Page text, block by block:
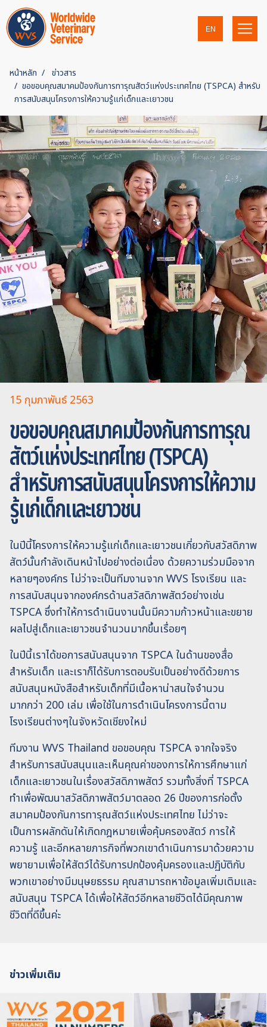
EN
หน้าหลัก
ข่าวสาร
ขอขอบคุณสมาคมป้องกันการทารุณสัตว์แห่งประเทศไทย (TSPCA) สำหรับ
การสนับสนุนโครงการให้ความรู้แก่เด็กและเยาวชน
15 กุมภาพันธ์ 2563
ขอขอบคุณสมาคมป้องกันการทารุณ
สัตว์แห่งประเทศไทย (TSPCA)
สำหรับการสนับสนุนโครงการให้ความ
รู้แก่เด็กและเยาวชน
ในปีนี้โครงการให้ความรู้แก่เด็กและเยาวชนเกี่ยวกับสวัสดิภาพ
สัตว์นั้นกำลังเดินหน้าไปอย่างต่อเนื่อง ด้วยความร่วมมือจาก
หลายๆองค์กร ไม่ว่าจะเป็นทีมงานจาก WVS โรงเรียน และ
การสนับสนุนจากองค์กรด้านสวัสดิภาพสัตว์อย่างเช่น
TSPCA ซึ่งทำให้การดำเนินงานนั้นมีความก้าวหน้าและขยาย
ผลไปสู่เด็กและเยาวชนจำนวนมากขึ้นเรื่อยๆ
ในปีนี้เราได้ขอการสนับสนุนจาก TSPCA ในด้านของสื่อ
สำหรับเด็ก และเราก็ได้รับการตอบรับเป็นอย่างดีด้วยการ
สนับสนุนหนังสือสำหรับเด็กที่มีเนื้อหาน่าสนใจจำนวน
มากกว่า 200 เล่ม เพื่อใช้ในการดำเนินโครงการนี้ตาม
โรงเรียนต่างๆในจังหวัดเชียงใหม่
ทีมงาน WVS Thailand ขอขอบคุณ TSPCA จากใจจริง
สำหรับการสนับสนุนและเห็นคุณค่าของการให้การศึกษาแก่
เด็กและเยาวชนในเรื่องสวัสดิภาพสัตว์ รวมทั้งสิ่งที่ TSPCA
ทำเพื่อพัฒนาสวัสดิภาพสัตว์มาตลอด 26 ปีของการก่อตั้ง
สมาคมป้องกันการทารุณสัตว์แห่งประเทศไทย ไม่ว่าจะ
เป็นการผลักดันให้เกิดกฎหมายเพื่อคุ้มครองสัตว์ การให้
ความรู้ และอีกหลายภารกิจที่พวกเขาดำเนินการมาด้วยความ
พยายามเพื่อให้สัตว์ได้รับการปกป้องคุ้มครองและปฏิบัติกับ
พวกเขาอย่างมีมนุษยธรรม คุณสามารถหาข้อมูลเพิ่มเติมและ
สนับสนุน TSPCA ได้เพื่อให้สัตว์อีกหลายชีวิตได้มีคุณภาพ
ชีวิตที่ดีขึ้นค่ะ
ข่าวเพิ่มเติม